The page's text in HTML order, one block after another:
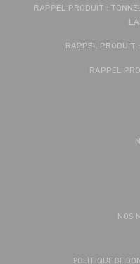
RAPPEL PRODUIT :
RAPPEL PRODUIT
RAPPEL
NOS
POLITIQUE DE